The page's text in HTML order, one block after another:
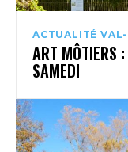
ACTUALITÉ
ART MÔTIERS
SAMEDI